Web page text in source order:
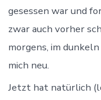
gesessen war und
zwar auch vorher
morgens, im
mich neu.
Jetzt hat natürlich